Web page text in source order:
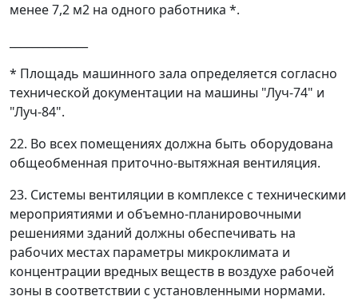
менее 7,2 м2 на одного работника *.
* Площадь машинного зала определяется согласно
технической документации на машины "Луч-74" и
"Луч-84".
22. Во всех помещениях должна быть оборудована
общеобменная приточно-вытяжная вентиляция.
23. Системы вентиляции в комплексе с техническими
мероприятиями и объемно-планировочными
решениями зданий должны обеспечивать на
рабочих местах параметры микроклимата и
концентрации вредных веществ в воздухе рабочей
зоны в соответствии с установленными нормами.